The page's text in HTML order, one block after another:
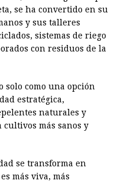
se ha convertido en su
y sus talleres
sistemas de riego
con residuos de la
solo como una opción
estratégica,
naturales y
más sanos y
se transforma en
más viva, más